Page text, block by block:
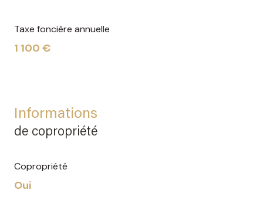
Taxe foncière annuelle
1 100 €
Informations
de copropriété
Copropriété
Oui